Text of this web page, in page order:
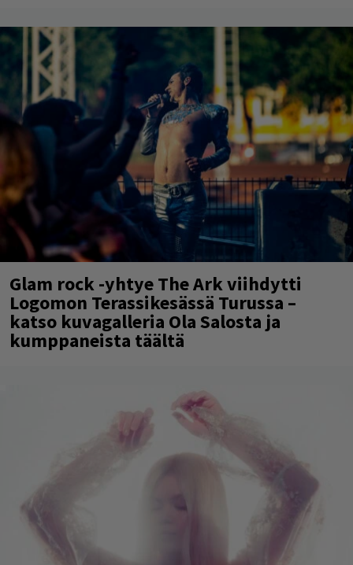
Glam rock -yhtye The Ark viihdytti
Logomon Terassikesässä Turussa –
katso kuvagalleria Ola Salosta ja
kumppaneista täältä